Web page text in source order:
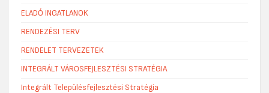
ELADÓ INGATLANOK
RENDEZÉSI TERV
RENDELET TERVEZETEK
INTEGRÁLT VÁROSFEJLESZTÉSI STRATÉGIA
Integrált Településfejlesztési Stratégia